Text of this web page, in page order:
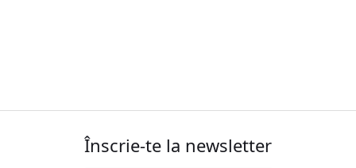
Înscrie-te la newsletter